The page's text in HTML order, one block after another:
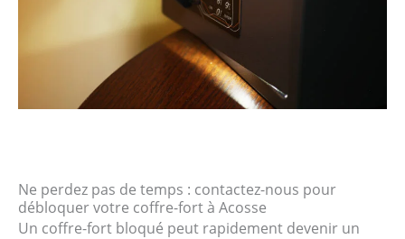
Ne perdez pas de temps : contactez-nous pour
débloquer votre coffre-fort à Acosse
Un coffre-fort bloqué peut rapidement devenir un